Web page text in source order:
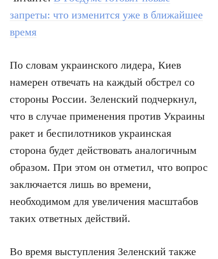
запреты: что изменится уже в ближайшее
время
По словам украинского лидера, Киев
намерен отвечать на каждый обстрел со
стороны России. Зеленский подчеркнул,
что в случае применения против Украины
ракет и беспилотников украинская
сторона будет действовать аналогичным
образом. При этом он отметил, что вопрос
заключается лишь во времени,
необходимом для увеличения масштабов
таких ответных действий.
Во время выступления Зеленский также